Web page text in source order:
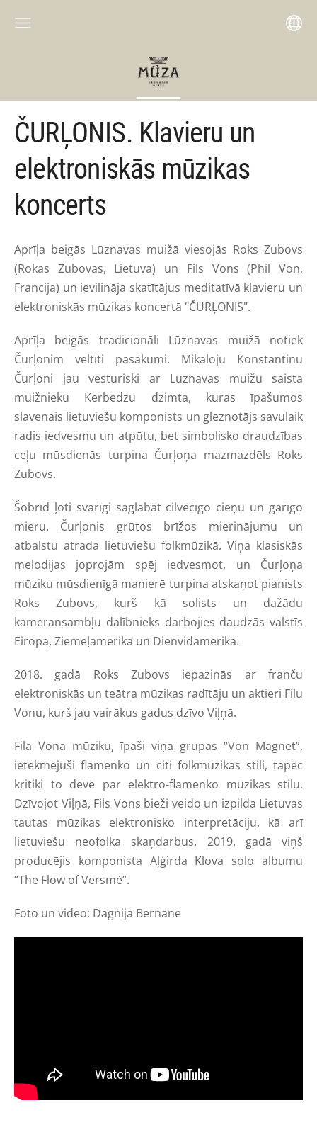
ČURĻONIS. Klavieru un
elektroniskās mūzikas
koncerts
Aprīļa beigās Lūznavas muižā viesojās Roks Zubovs
(Rokas Zubovas, Lietuva) un Fils Vons (Phil Von,
Francija) un ievilināja skatītājus meditatīvā klavieru un
elektroniskās mūzikas koncertā "ČURĻONIS".
Aprīļa beigās tradicionāli Lūznavas muižā notiek
Čurļonim veltīti pasākumi. Mikaloju Konstantinu
Čurļoni jau vēsturiski ar Lūznavas muižu saista
muižnieku Kerbedzu dzimta, kuras īpašumos
slavenais lietuviešu komponists un gleznotājs savulaik
radis iedvesmu un atpūtu, bet simbolisko draudzības
ceļu mūsdienās turpina Čurļoņa mazmazdēls Roks
Zubovs.
Šobrīd ļoti svarīgi saglabāt cilvēcīgo cieņu un garīgo
mieru. Čurļonis grūtos brīžos mierinājumu un
atbalstu atrada lietuviešu folkmūzikā. Viņa klasiskās
melodijas joprojām spēj iedvesmot, un Čurļoņa
mūziku mūsdienīgā manierē turpina atskaņot pianists
Roks Zubovs, kurš kā solists un dažādu
kameransambļu dalībnieks darbojies daudzās valstīs
Eiropā, Ziemeļamerikā un Dienvidamerikā.
2018. gadā Roks Zubovs iepazinās ar franču
elektroniskās un teātra mūzikas radītāju un aktieri Filu
Vonu, kurš jau vairākus gadus dzīvo Viļņā.
Fila Vona mūziku, īpaši viņa grupas “Von Magnet”,
ietekmējuši flamenko un citi folkmūzikas stili, tāpēc
kritiķi to dēvē par elektro-flamenko mūzikas stilu.
Dzīvojot Viļņā, Fils Vons bieži veido un izpilda Lietuvas
tautas mūzikas elektronisko interpretāciju, kā arī
lietuviešu neofolka skaņdarbus. 2019. gadā viņš
producējis komponista Aļģirda Klova solo albumu
“The Flow of Versmė”.
Foto un video: Dagnija Bernāne